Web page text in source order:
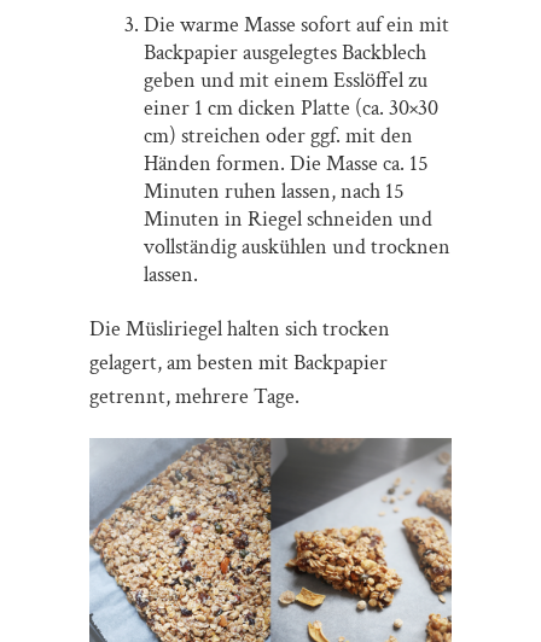
Die warme Masse sofort auf ein mit
Backpapier ausgelegtes Backblech
geben und mit einem Esslöffel zu
einer 1 cm dicken Platte (ca. 30×30
cm) streichen oder ggf. mit den
Händen formen. Die Masse ca. 15
Minuten ruhen lassen, nach 15
Minuten in Riegel schneiden und
vollständig auskühlen und trocknen
lassen.
Die Müsliriegel halten sich trocken
gelagert, am besten mit Backpapier
getrennt, mehrere Tage.